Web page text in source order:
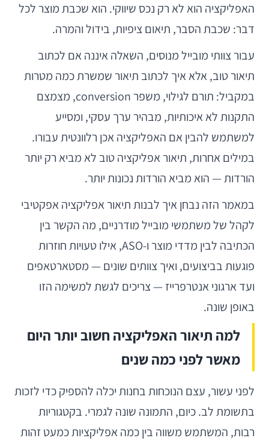
האפליקציה הוא לא רק נכס שיווקי. הוא שכבת מוצר לכל
דבר: שכבת הסבר, תיאום ציפיות, בידול והמרה.
עבור צוותי מובייל מנוסים, השאלה איננה אם לכתוב
תיאור טוב, אלא איך לכתוב תיאור שמשרת כמה מטרות
במקביל: תורם לגילוי, משפר conversion, מצמצם
התקנות לא איכותיות, מבהיר ערך עסקי, ומסייע
למשתמש להבין אם האפליקציה אכן רלוונטית עבורו.
במילים אחרות, תיאור אפליקציה טוב לא מביא רק יותר
הורדות — הוא מביא הורדות נכונות יותר.
במאמר הזה נבחן איך לבנות תיאור אפליקציה אפקטיבי
לקהל של משתמשי מובייל מודרניים, מה הקשר בין
הכתיבה לבין מדדי מוצר ו-ASO, אילו טעויות חוזרות
פוגעות בביצועים, ואיך צוותים שונים — מסטארטאפים
ועד ארגוני אנטרפרייז — צריכים לגשת למשימה הזו
באופן שונה.
למה תיאור האפליקציה חשוב יותר היום
מאשר לפני כמה שנים
לפני עשור, עצם הנוכחות בחנות יכלה להספיק כדי לזכות
בתשומת לב. כיום, התמונה שונה לגמרי. בקטגוריות
רבות, המשתמש משווה בין כמה אפליקציות כמעט זהות